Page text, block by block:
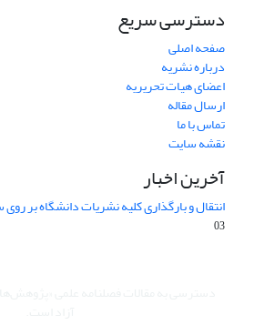
دسترسی سریع
صفحه اصلی
درباره نشریه
اعضای هیات تحریریه
ارسال مقاله
تماس با ما
نقشه سایت
آخرین اخبار
انتقال و بارگذاری کلیه نشریات دانشگاه بر
03